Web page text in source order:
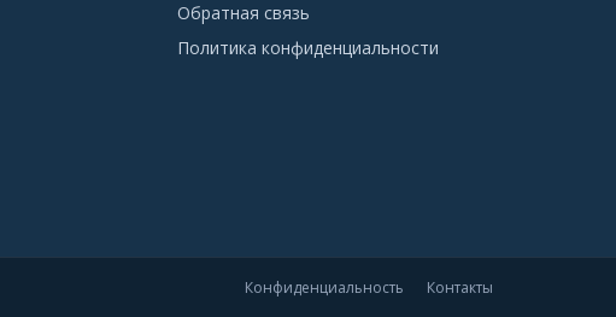
Обратная связь
Политика конфиденциальности
Конфиденциальность Контакты